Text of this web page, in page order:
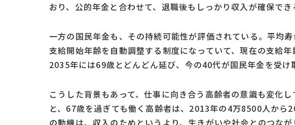
おり、公的年金と合わせて、退職後もしっかり収入が確保でき
一方の国民年金も、その持続可能性が評価されている。平均
支給開始年齢を自動調整する制度になっていて、現在の支給
2035年には69歳とどんどん延び、今の40代が国民年金を受け
こうした背景もあって、仕事に向き合う高齢者の意識も変化
と、67歳を過ぎても働く高齢者は、2013年の4万8500人から
の動機は、収入のためというより、生きがいや社会とのつなが